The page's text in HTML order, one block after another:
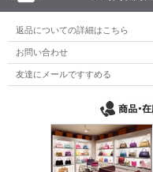
返品についての詳細はこちら
お問い合わせ
友達にメールですすめる